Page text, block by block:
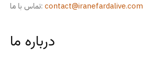
تماس با ما: contact@iranefardalive.com
درباره ما